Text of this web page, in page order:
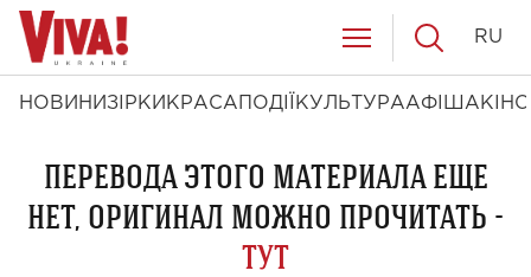
НОВИНИ ЗІРКИ КРАСА ПОДІЇ КУЛЬТУРААФІША КІНО
RU
ПЕРЕВОДА ЭТОГО МАТЕРИАЛА ЕЩЕ
НЕТ, ОРИГИНАЛ МОЖНО ПРОЧИТАТЬ -
ТУТ